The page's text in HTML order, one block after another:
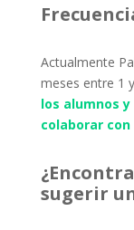
Actualmente
meses entre 1
los alumnos
colaborar
sugerir